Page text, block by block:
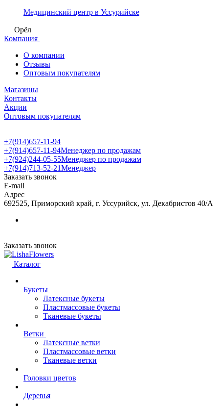
Медицинский центр в Уссурийске
Орёл
Компания
О компании
Отзывы
Оптовым покупателям
Магазины
Контакты
Акции
Оптовым покупателям
+7(914)657-11-94
+7(914)657-11-94Менеджер по продажам
+7(924)244-05-55Менеджер по продажам
+7(914)713-52-21Менеджер
Заказать звонок
E-mail
Адрес
692525, Приморский край, г. Уссурийск, ул. Декабристов 40/А
Заказать звонок
Каталог
Букеты
Латексные букеты
Пластмассовые букеты
Тканевые букеты
Ветки
Латексные ветки
Пластмассовые ветки
Тканевые ветки
Головки цветов
Деревья